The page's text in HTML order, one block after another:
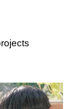
Little
Forest